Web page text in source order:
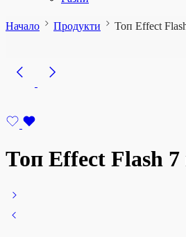
Начало Продукти Топ Effect
Топ Effect Flash